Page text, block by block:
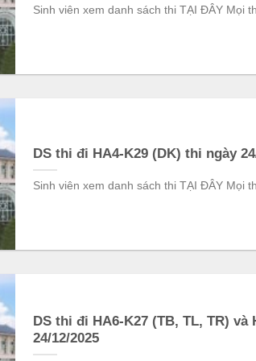
Sinh viên xem danh sách thi TẠI ĐÂY Mọi
DS thi đi HA4-K29 (DK) thi ngày
Sinh viên xem danh sách thi TẠI ĐÂY Mọi
DS thi đi HA6-K27 (TB, TL, TR) và
24/12/2025